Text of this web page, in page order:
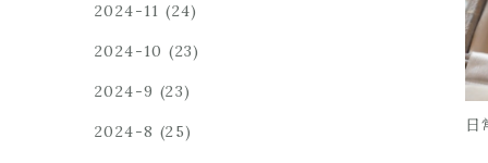
2024-11 (24)
2024-10 (23)
2024-9 (23)
2024-8 (25) 日